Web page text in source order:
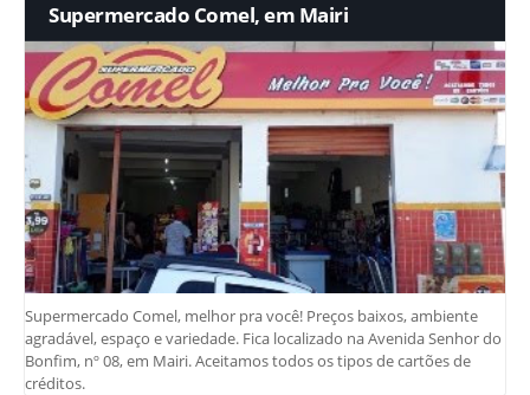
Supermercado Comel, em Mairi
Supermercado Comel, melhor pra você! Preços baixos, ambiente
agradável, espaço e variedade. Fica localizado na Avenida Senhor do
Bonfim, nº 08, em Mairi. Aceitamos todos os tipos de cartões de
créditos.